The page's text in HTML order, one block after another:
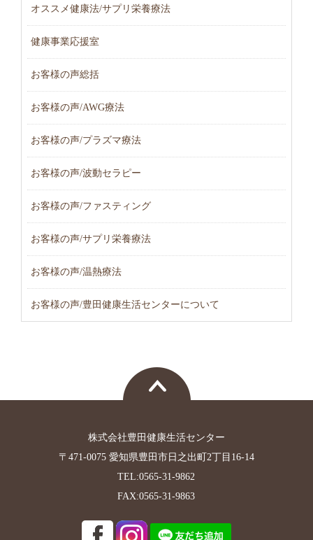
オススメ健康法/サプリ栄養療法
健康事業応援室
お客様の声総括
お客様の声/AWG療法
お客様の声/プラズマ療法
お客様の声/波動セラピー
お客様の声/ファスティング
お客様の声/サプリ栄養療法
お客様の声/温熱療法
お客様の声/豊田健康生活センターについて
株式会社豊田健康生活センター
〒471-0075 愛知県豊田市日之出町2丁目16-14
TEL:0565-31-9862
FAX:0565-31-9863